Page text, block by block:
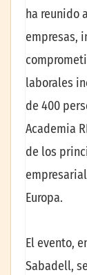
ha reunido
empresas,
laborales
de 400
Academia
de los
Europa.
El evento,
Sabadell,